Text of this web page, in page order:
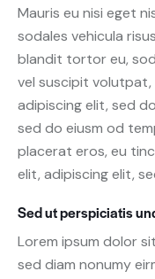
Mauris eu nisi eget
sodales vehicula
blandit tortor eu,
vel suscipit
adipiscing elit, sed
sed do eiusm od
placerat eros, eu
elit, adipiscing elit,
Sed ut perspiciatis
Lorem ipsum dolor
sed diam nonumy